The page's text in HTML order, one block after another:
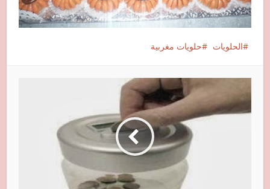
الحلويات حلويات مغربية